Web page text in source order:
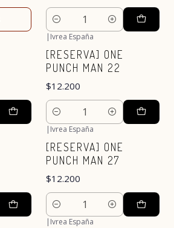
Cantidad
| Ivrea España
[RESERVA] ONE
PUNCH MAN 22
$12.200
Cantidad
| Ivrea España
[RESERVA] ONE
PUNCH MAN 27
$12.200
Cantidad
| Ivrea España